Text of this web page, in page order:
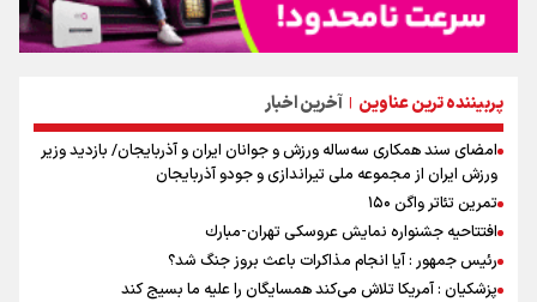
پربیننده ترین عناوین | آخرین اخبار
امضای سند همکاری سه‌ساله ورزش و جوانان ایران و آذربایجان/ بازدید وزیر
ورزش ایران از مجموعه ملی تیراندازی و جودو آذربایجان
تمرین تئاتر واگن ۱۵۰
افتتاحیه جشنواره نمايش عروسكى تهران-مبارك
رئیس جمهور : آیا انجام مذاکرات باعث بروز جنگ شد؟
پزشکیان : آمریکا تلاش می‌کند همسایگان را علیه ما بسیج کند